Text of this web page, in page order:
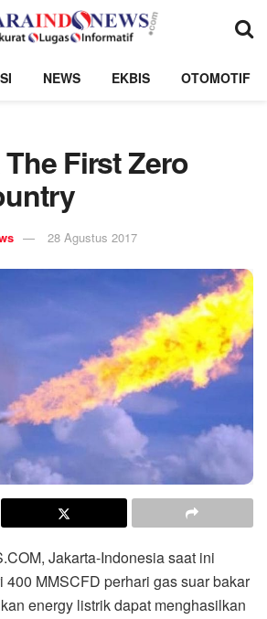
NEWS EKBIS OTOMOTIF
First Zero
28 Agustus 2017
Jakarta-Indonesia saat ini
400 MMSCFD perhari gas suar bakar
energy listrik dapat menghasilkan